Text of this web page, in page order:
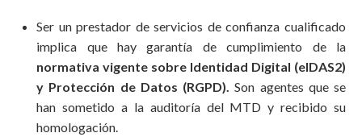
Ser un prestador de servicios de confianza cualificado
implica que hay garantía de cumplimiento de la
normativa vigente sobre Identidad Digital (eIDAS2)
y Protección de Datos (RGPD). Son agentes que se
han sometido a la auditoría del MTD y recibido su
homologación.